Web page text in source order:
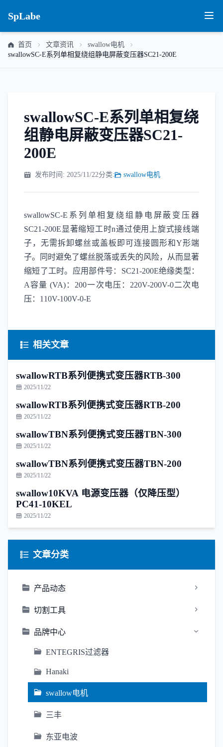
SpLabe
首页 文章资讯
swallow电机
swallowSC-E系列单相复绕组静电屏蔽变压器SC21-200E
swallowSC-E系列单相复绕
组静电屏蔽变压器SC21-
200E
发布时间: 2025/11/22分类: swallow电机
swallowSC-E系列单相复绕组静电屏蔽变压器
SC21-200E显著缩短工时n通过使用上旋式接线端
子，无需拆卸螺丝或盖板即可连接圆形和Y形端
子。同时避免了螺丝脱落或丢失的风险，从而显著
缩短了工时。应用部件号：SC21-200E绝缘类型：
A容量 (VA)：200一次电压：220V-200V-0二次电
压：110V-100V-0-E
相关文章
swallowRTB系列便携式变压器RTB-300
2025/11/22
swallowRTB系列便携式变压器RTB-200
2025/11/22
swallowTBN系列便携式变压器TBN-300
2025/11/22
swallowTBN系列便携式变压器TBN-200
2025/11/22
swallow10KVA 电源变压器（仅降压型）
PC41-10KEL
2025/11/22
文章分类
产品动态
切割工具
品牌中心
ENTEGRIS过滤器
Hanaki
swallow电机
三丰
东亚电波